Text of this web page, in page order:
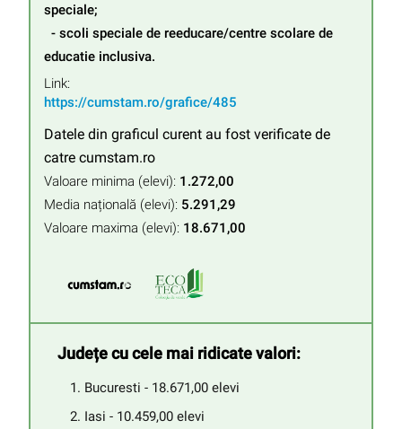
speciale;
educatie inclusiva.
Link:
https://cumstam.ro/grafice/485
Datele din graficul curent au fost verificate de
catre cumstam.ro
Valoare minima (elevi): 1.272,00
Media națională (elevi): 5.291,29
Valoare maxima (elevi): 18.671,00
Județe cu cele mai ridicate valori:
Bucuresti - 18.671,00 elevi
Iasi - 10.459,00 elevi